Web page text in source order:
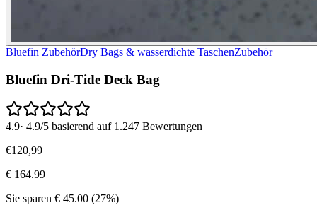
Bluefin ZubehörDry Bags & wasserdichte TaschenZubehör
Bluefin Dri-Tide Deck Bag
4.9· 4.9/5 basierend auf 1.247 Bewertungen
€120,99
€ 164.99
Sie sparen € 45.00 (27%)